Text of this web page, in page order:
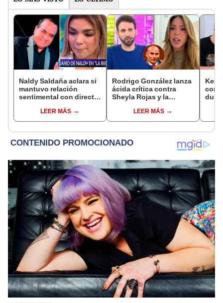
Naldy Saldaña aclara si
mantuvo relación
sentimental con director
denunciarlo por
tocamientos: “Me
LEER MÁS
Rodrigo González lanza
ácida crítica contra
Sheyla Rojas y la
relación con su hijo: "Te
has dedicado a buscar
LEER MÁS
dura